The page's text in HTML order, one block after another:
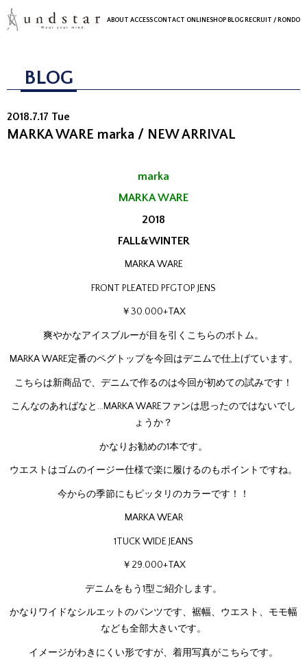
ABOUT ACCESSCONTACT ONLINESHOP BLOG RECRUIT / RONDO
BLOG
2018.7.17 Tue
MARKA WARE marka / NEW ARRIVAL
marka
MARKA WARE
2018
FALL&WINTER
MARKA WARE
FRONT PLEATED PFGTOP JENS
￥30.000+TAX
爽やかなアイスブルーが目を引くこちらのボトム。
MARKA WARE定番のペグトップを今回はデニムで仕上げています。
こちらは新商品で、デニムで作るのは今回が初めての試みです！
こんなのあればなと…MARKA WAREファンは思ったのではないでし
ょうか？
かなりお勧めの1本です。
ウエストはゴムのイージー仕様で楽に履けるのもポイントですね。
今からの季節にもピッタリのカラーです！！
MARKA WEAR
1TUCK WIDE JEANS
￥29.000+TAX
デニムをもう1型ご紹介します。
かなりワイドなシルエットのパンツです、裾幅、ウエスト、モモ幅
なども全部大きいです。
イメージがわきにくい形ですが、着用写真がこちらです。